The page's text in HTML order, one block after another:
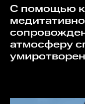
С помощью красочной графики и
атмосферу